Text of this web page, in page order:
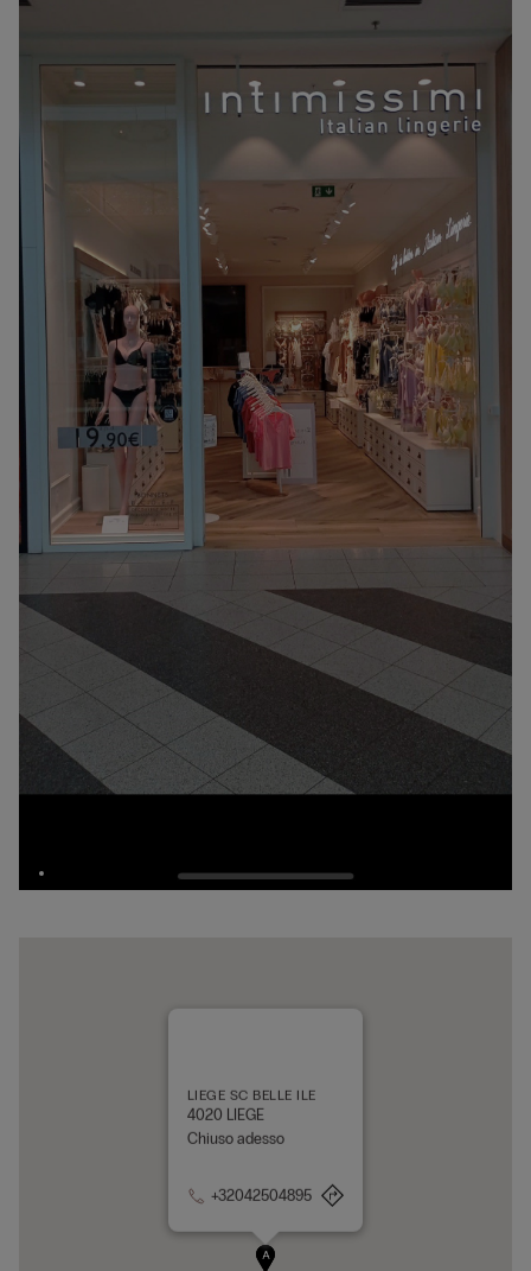
A
LIEGE SC BELLE ILE
4020 LIEGE
Chiuso adesso
+32042504895